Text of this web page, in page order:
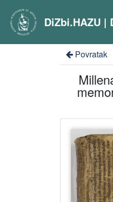
DiZbi.HAZU
Povratak